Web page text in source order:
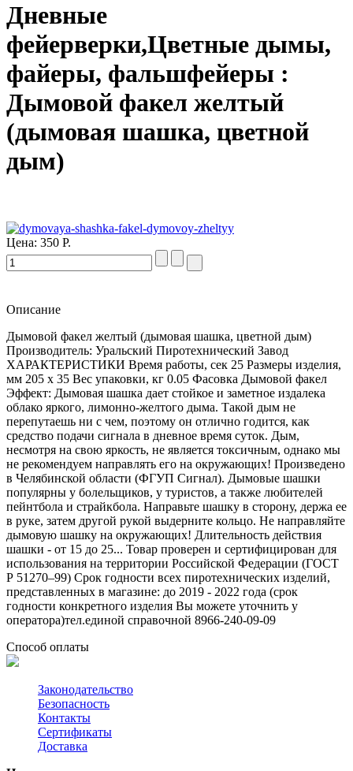
Дневные
фейерверки,Цветные дымы,
файеры, фальшфейеры :
Дымовой факел желтый
(дымовая шашка, цветной
дым)
Цена: 350 Р.
Описание
Дымовой факел желтый (дымовая шашка, цветной дым)
Производитель: Уральский Пиротехнический Завод
ХАРАКТЕРИСТИКИ Время работы, сек 25 Размеры изделия,
мм 205 х 35 Вес упаковки, кг 0.05 Фасовка Дымовой факел
Эффект: Дымовая шашка дает стойкое и заметное издалека
облако яркого, лимонно-желтого дыма. Такой дым не
перепутаешь ни с чем, поэтому он отлично годится, как
средство подачи сигнала в дневное время суток. Дым,
несмотря на свою яркость, не является токсичным, однако мы
не рекомендуем направлять его на окружающих! Произведено
в Челябинской области (ФГУП Сигнал). Дымовые шашки
популярны у болельщиков, у туристов, а также любителей
пейнтбола и страйкбола. Направьте шашку в сторону, держа ее
в руке, затем другой рукой выдерните кольцо. Не направляйте
дымовую шашку на окружающих! Длительность действия
шашки - от 15 до 25... Товар проверен и сертифицирован для
использования на территории Российской Федерации (ГОСТ
Р 51270–99) Срок годности всех пиротехнических изделий,
представленных в магазине: до 2019 - 2022 года (срок
годности конкретного изделия Вы можете уточнить у
оператора)тел.единой справочной 8966-240-09-09
Способ оплаты
Законодательство
Безопасность
Контакты
Сертификаты
Доставка